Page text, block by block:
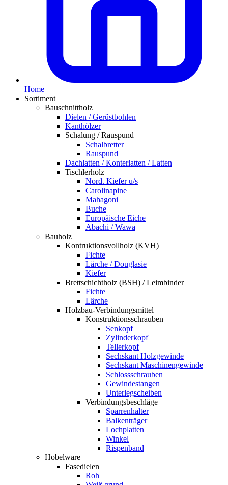
Home
Sortiment
Bauschnittholz
Dielen / Gerüstbohlen
Kanthölzer
Schalung / Rauspund
Schalbretter
Rauspund
Dachlatten / Konterlatten / Latten
Tischlerholz
Nord. Kiefer u/s
Carolinapine
Mahagoni
Buche
Europäische Eiche
Abachi / Wawa
Bauholz
Kontruktionsvollholz (KVH)
Fichte
Lärche / Douglasie
Kiefer
Brettschichtholz (BSH) / Leimbinder
Fichte
Lärche
Holzbau-Verbindungsmittel
Konstruktionsschrauben
Senkopf
Zylinderkopf
Tellerkopf
Sechskant Holzgewinde
Sechskant Maschinengewinde
Schlossschrauben
Gewindestangen
Unterlegscheiben
Verbindungsbeschläge
Sparrenhalter
Balkenträger
Lochplatten
Winkel
Rispenband
Hobelware
Fasedielen
Roh